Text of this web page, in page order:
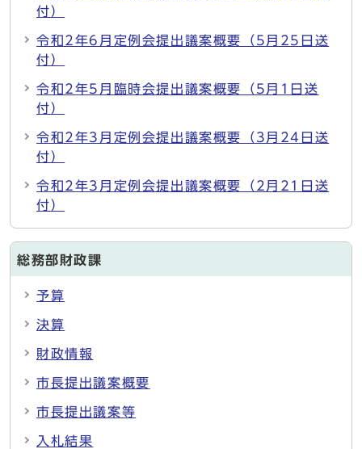
付）
令和2年6月定例会提出議案概要（5月25日送
付）
令和2年5月臨時会提出議案概要（5月1日送
付）
令和2年3月定例会提出議案概要（3月24日送
付）
令和2年3月定例会提出議案概要（2月21日送
付）
総務部財政課
予算
決算
財政情報
市長提出議案概要
市長提出議案等
入札結果